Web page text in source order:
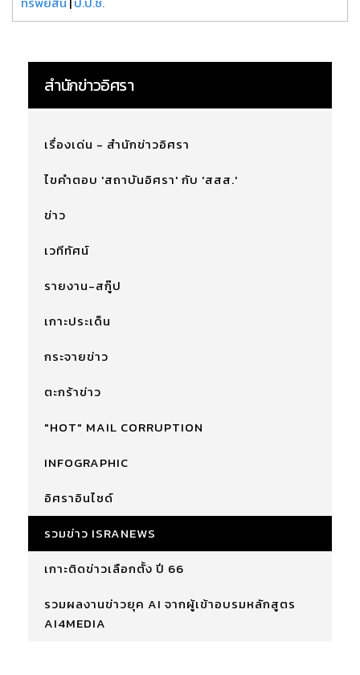
สำนักข่าวอิศรา
เรื่องเด่น - สำนักข่าวอิศรา
ไขคำตอบ 'สถาบันอิศรา' กับ 'สสส.'
ข่าว
เวทีทัศน์
รายงาน-สกู๊ป
เกาะประเด็น
กระจายข่าว
ตะกร้าข่าว
"HOT" MAIL CORRUPTION
INFOGRAPHIC
อิศราอินไซด์
รวมข่าว ISRANEWS
เกาะติดข่าวเลือกตั้ง ปี 66
รวมผลงานข่าวยุค AI จากผู้เข้าอบรมหลักสูตร
AI4MEDIA